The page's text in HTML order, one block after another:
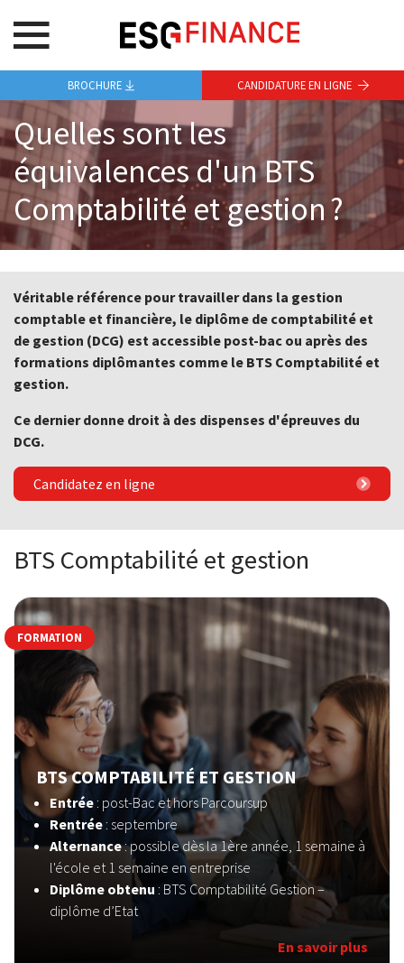
Quelles sont les
équivalences d'un BTS
Comptabilité et gestion ?
Véritable référence pour travailler dans la gestion
comptable et financière, le diplôme de comptabilité et
de gestion (DCG) est accessible post-bac ou après des
formations diplômantes comme le BTS Comptabilité et
gestion.
Ce dernier donne droit à des dispenses d'épreuves du
DCG.
Candidatez en ligne
BTS Comptabilité et gestion
BTS COMPTABILITÉ ET GESTION
Entrée: post-Bac et hors Parcoursup
Rentrée : septembre
Alternance: possible dès la 1ère année, 1 semaine à
l'école et 1 semaine en entreprise
Diplôme obtenu : BTS Comptabilité Gestion –
diplôme d’Etat
En savoir plus
FORMATION
BROCHURE CANDIDATURE EN LIGNE